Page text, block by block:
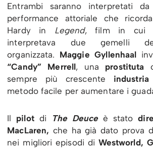
Entrambi saranno interpretati da
performance attoriale che
Hardy in Legend, film in cui
interpretava due gemelli
organizzata. Maggie Gyllenhaal
“Candy” Merrell, una prostituta
sempre più crescente industria
metodo facile per aumentare i
Il pilotdi The Deuceè stato
MacLaren, che ha già dato prova
nei migliori episodi di Westworld,